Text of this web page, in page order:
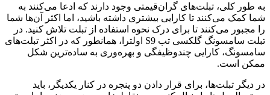
به طور کلی، تبلت‌های گران‌قیمتی وجود دارند که ادعا می‌کنند به
شما کمک می‌کنند تا کارایی بیشتری داشته باشید، اما اکثر آن‌ها شما
را مجبور می‌کنند تا برای درک نحوه استفاده از تبلت تلاش کنید. در
تبلت سامسونگ گلکسی تب S9 اولترا، همانطور که در اکثر تبلت‌های
سامسونگ، کارایی چندوظیفگی و بهره‌وری به ساده‌ترین شکل
ممکن است.
در دیگر تبلت‌ها، برای قرار دادن دو پنجره در کنار یکدیگر، باید